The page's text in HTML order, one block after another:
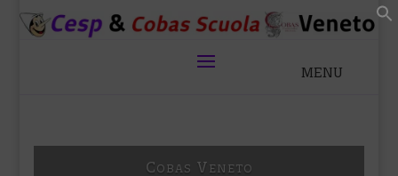
Cobas Veneto